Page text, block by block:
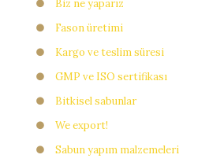
●
Biz ne yaparız
●
Fason üretimi
●
Kargo ve teslim süresi
●
GMP ve ISO sertifikası
●
Bitkisel sabunlar
●
We export!
●
Sabun yapım malzemeleri